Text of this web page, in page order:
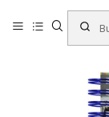
Productos
Agendas y Tacos